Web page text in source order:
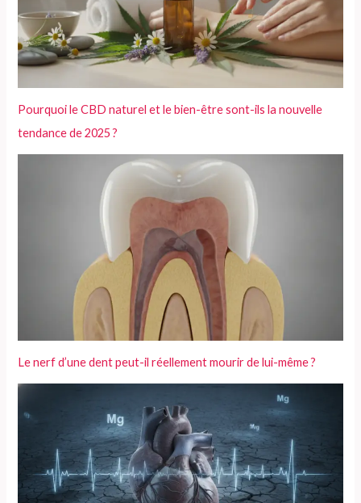
Pourquoi le CBD naturel et le bien-être sont-ils la nouvelle
tendance de 2025 ?
Le nerf d’une dent peut-il réellement mourir de lui-même ?